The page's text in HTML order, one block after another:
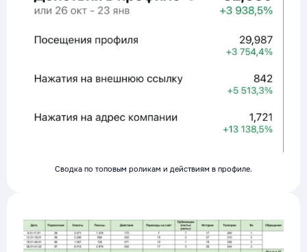
Сводка по топовым роликам и действиям в профиле.